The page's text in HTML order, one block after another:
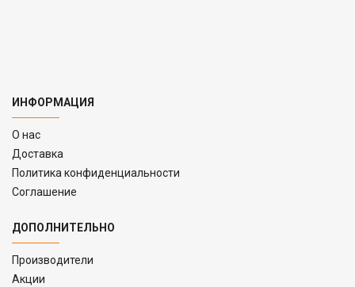
ИНФОРМАЦИЯ
O нас
Доставка
Политика конфиденциальности
Соглашение
ДОПОЛНИТЕЛЬНО
Производители
Акции